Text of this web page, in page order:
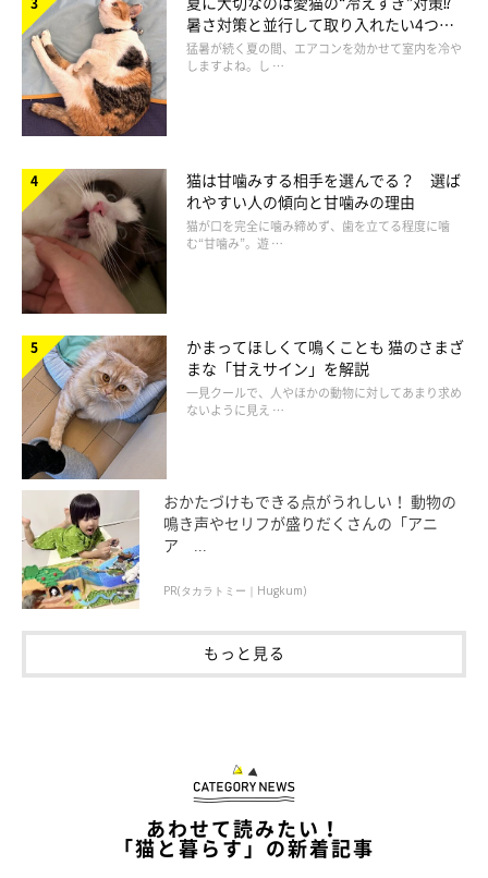
ZoranMilisavljevic83/gettyimages
健康な猫でも、預ける先やお世話を頼む先が新しい環境の場合
は、食欲不振になることがあります。いつものフード以外に、
猫が好きなおやつも用意しておくと安心です。
消毒が可能な小さいおもちゃも一緒に渡しておくと、猫が安心
るかもしれません。ただし、消毒ができない敷物などは預けられ
ないので注意しましょう。
病気治療中の猫の場合は、備えとして猫が服用中の薬を多めに処
方してもらいましょう。最低2週間分がいつも手元に
も用意すると安心です。
ペースト状のフード、機能性食品など、摂取しやすいフード
暑さ対策と並行して取り入れたい4つの
工夫
猛暑が続く夏の間、エアコンを効かせて室内を冷や
しますよね。し …
猫は甘噛みする相手を選んでる？ 選ば
れやすい人の傾向と甘噛みの理由
猫が口を完全に噛み締めず、歯を立てる程度に噛
む“甘噛み”。遊 …
かまってほしくて鳴くことも 猫のさまざ
まな「甘えサイン」を解説
一見クールで、人やほかの動物に対してあまり求め
ないように見え …
おかたづけもできる点がうれしい！ 動物の
鳴き声やセリフが盛りだくさんの「アニ
ア ...
PR(タカラトミー｜Hugkum)
もっと見る
あわせて読みたい！
「猫と暮らす」の新着記事